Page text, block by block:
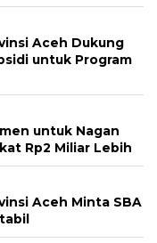
Aceh Dukung
untuk Program
untuk Nagan
Rp2 Miliar Lebih
Aceh Minta SBA